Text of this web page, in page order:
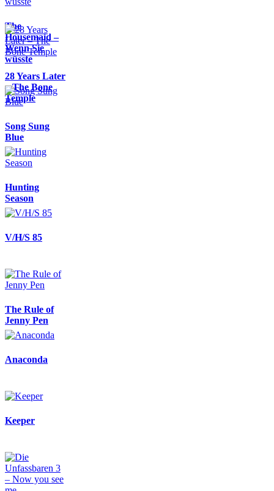
The
Housemaid –
Wenn Sie
wüsste
28 Years Later
– The Bone
Temple
Song Sung
Blue
Hunting
Season
V/H/S 85
The Rule of
Jenny Pen
Anaconda
Keeper